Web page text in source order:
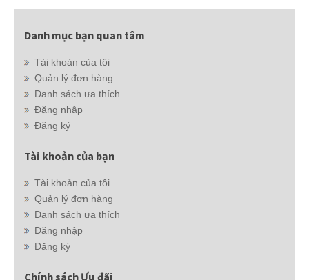
Danh mục bạn quan tâm
Tài khoản của tôi
Quản lý đơn hàng
Danh sách ưa thích
Đăng nhập
Đăng ký
Tài khoản của bạn
Tài khoản của tôi
Quản lý đơn hàng
Danh sách ưa thích
Đăng nhập
Đăng ký
Chính sách Ưu đãi